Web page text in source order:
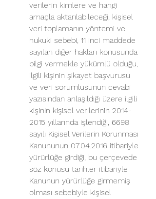
verilerin kimlere ve hangi
amaçla aktarılabileceği, kişisel
veri toplamanın yöntemi ve
hukuki sebebi, 11 inci maddede
sayılan diğer hakları konusunda
bilgi vermekle yükümlü olduğu,
ilgili kişinin şikayet başvurusu
ve veri sorumlusunun cevabi
yazısından anlaşıldığı üzere ilgili
kişinin kişisel verilerinin 2014-
2015 yıllarında işlendiği, 6698
sayılı Kişisel Verilerin Korunması
Kanununun 07.04.2016 itibariyle
yürürlüğe girdiği, bu çerçevede
söz konusu tarihler itibariyle
Kanunun yürürlüğe girmemiş
olması sebebiyle kişisel